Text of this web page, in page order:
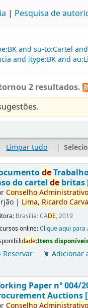
Pesquisa de
and su-to:Cartel
and itype:BK and
2 resultados.
Limpar tudo |
de
do cartelde britas
ConselhoAdministrativo
| Lima, Ricardo
Brasília: CADE, 2019
online:Clique aqui para
dade:Itens
Reservar Adicionar
Paper nº 004/
Auctions